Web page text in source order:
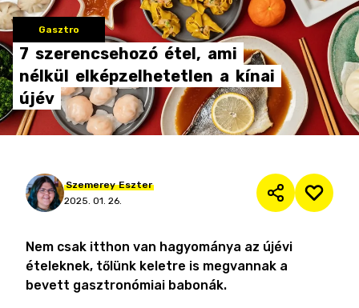
Gasztro
7 szerencsehozó étel, ami
nélkül elképzelhetetlen a kínai
újév
Szemerey Eszter
2025. 01. 26.
Nem csak itthon van hagyománya az újévi
ételeknek, tőlünk keletre is megvannak a
bevett gasztronómiai babonák.